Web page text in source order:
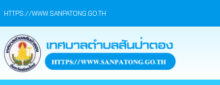
HTTPS://WWW.SANPATONG.GO.TH